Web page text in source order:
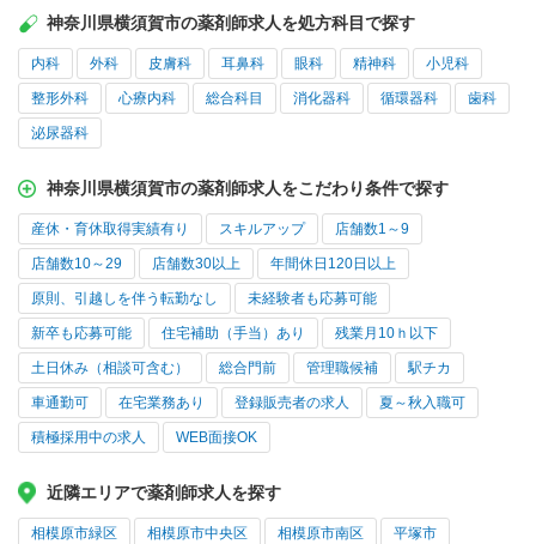
神奈川県横須賀市の薬剤師求人を処方科目で探す
内科 外科 皮膚科 耳鼻科 眼科 精神科 小児科
整形外科 心療内科 総合科目 消化器科 循環器科 歯科
泌尿器科
神奈川県横須賀市の薬剤師求人をこだわり条件で探す
産休・育休取得実績有り スキルアップ 店舗数1～9
店舗数10～29 店舗数30以上 年間休日120日以上
原則、引越しを伴う転勤なし 未経験者も応募可能
新卒も応募可能 住宅補助（手当）あり 残業月10ｈ以下
土日休み（相談可含む） 総合門前 管理職候補 駅チカ
車通勤可 在宅業務あり 登録販売者の求人 夏～秋入職可
積極採用中の求人 WEB面接OK
近隣エリアで薬剤師求人を探す
相模原市緑区 相模原市中央区 相模原市南区 平塚市